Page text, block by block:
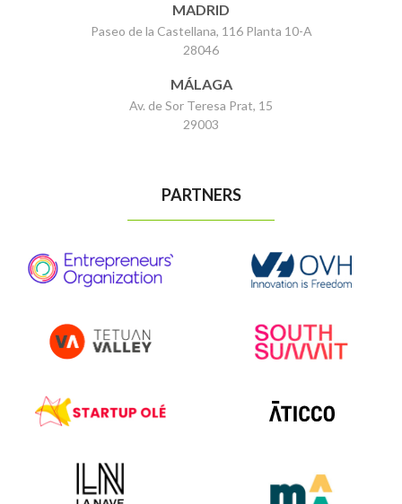
MADRID
Paseo de la Castellana, 116 Planta 10-A
28046
MÁLAGA
Av. de Sor Teresa Prat, 15
29003
PARTNERS